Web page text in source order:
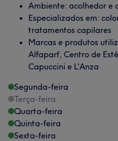
Ambiente: acolhedor e
Especializados em:
tratamentos capilares
Marcas e produtos
Alfaparf, Centro de
Capuccini e L'Anza
Segunda-feira
Terça-feira
Quarta-feira
Quinta-feira
Sexta-feira